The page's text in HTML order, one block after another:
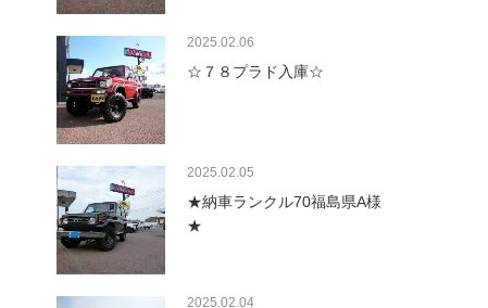
2025.02.06
☆７８プラド入庫☆
2025.02.05
★納車ランクル70福島県A様
★
2025.02.04